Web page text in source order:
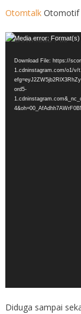
OtomtalkOtomotif
Video
Media error:
Download File: https://
1.cdninstagram.com/o1/v/
ord5-
Diduga sampai